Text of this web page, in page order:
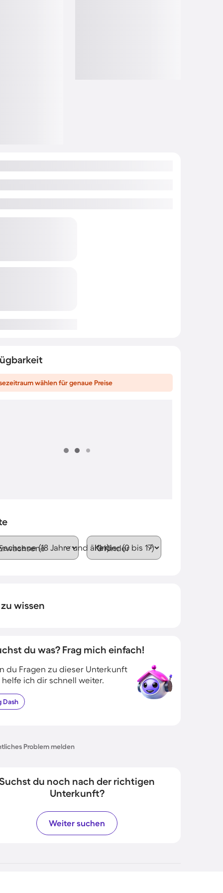
wählen für genaue Preise
(18 Jahre und älter)Kinder (0 bis 17)
wissen
du was? Frag mich einfach!
du Fragen zu dieser Unterkunft
helfe ich dir schnell weiter.
Dash
Problem melden
du noch nach der richtigen
Unterkunft?
Weiter suchen